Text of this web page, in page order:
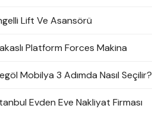
Lift Ve Asansörü
Platform Forces Makina
Mobilya 3 Adımda Nasıl Seçilir?
Evden Eve Nakliyat Firması